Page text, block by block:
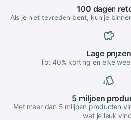
100 dagen
Als je niet tevreden bent, kun je
Lageprijzen
Tot 40% korting en elke
5 miljoen
Met meer dan 5 miljoen producten
wat je leuk